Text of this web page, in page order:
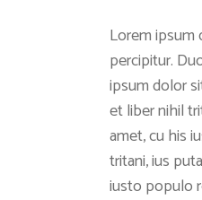
Lorem ipsum
percipitur.
ipsum dolor
et liber nihil
amet, cu his
tritani, ius
iusto populo